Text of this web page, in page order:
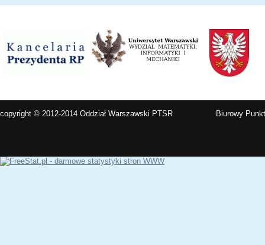
copyright © 2012-2014 Oddział Warszawski PTSR Biurowy